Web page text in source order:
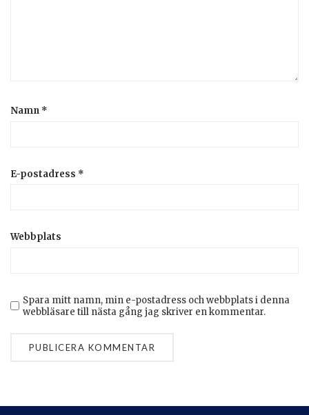
Namn *
E-postadress *
Webbplats
Spara mitt namn, min e-postadress och webbplats i denna
webbläsare till nästa gång jag skriver en kommentar.